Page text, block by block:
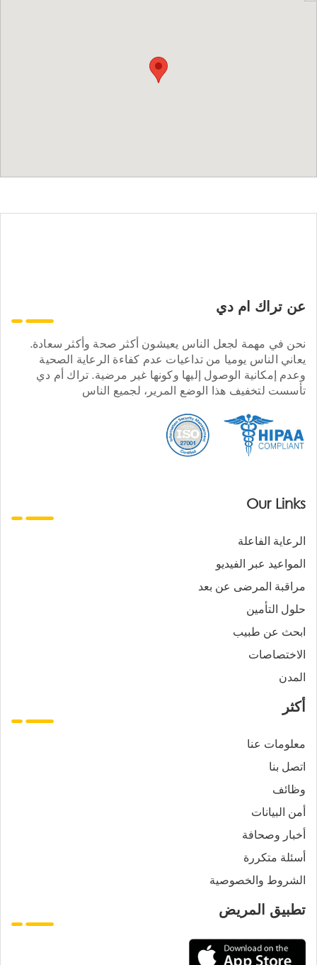
عن تراك ام دي
نحن في مهمة لجعل الناس يعيشون أكثر صحة وأكثر سعادة.
يعاني الناس يوميا من تداعيات عدم كفاءة الرعاية الصحية
وعدم إمكانية الوصول إليها وكونها غير مرضية. تراك أم دي
تأسست لتخفيف هذا الوضع المرير، لجميع الناس
Our Links
الرعاية الفاعلة
المواعيد عبر الفيديو
مراقبة المرضى عن بعد
حلول التأمين
ابحث عن طبيب
الاختصاصات
المدن
أكثر
معلومات عنا
اتصل بنا
وظائف
أمن البيانات
أخبار وصحافة
أسئلة متكررة
الشروط والخصوصية
تطبيق المريض